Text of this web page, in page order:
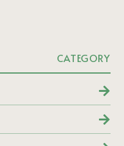
CATEGORY